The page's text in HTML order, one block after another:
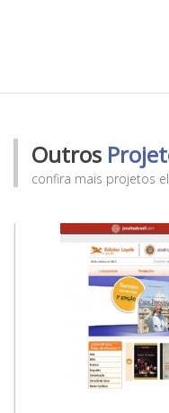
Outros
confira mais projetos